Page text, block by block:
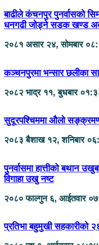
बाढीले कंचनपुर पुनर्वासको
धनगढी जोड्ने सडक खण्ड
२०८१ असार २४, सोमबार
कञ्चनपुरमा भन्सार छलीका
२०८२ भाद्र ११, बुधबार
सुदूरपश्चिममा औलो सङ्क्रमण
२०८३ बैशाख १२, शनिबार
पुनर्वासमा हात्तीको बथान
विगाहा उखु नष्ट
२०८० फाल्गुन ६, आईतवार
प्रतिभा बहुमुखी सहकारीको